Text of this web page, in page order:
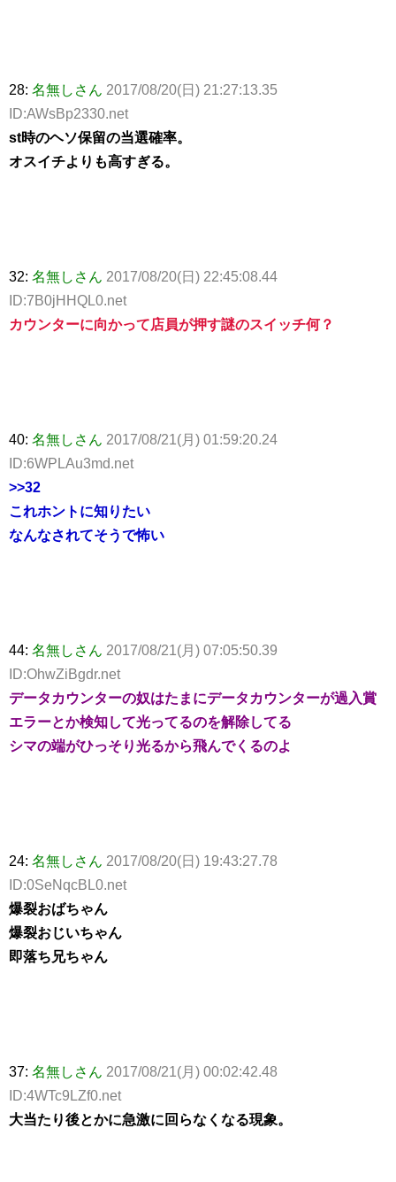
28: 名無しさん 2017/08/20(日) 21:27:13.35
ID:AWsBp2330.net
st時のヘソ保留の当選確率。
オスイチよりも高すぎる。
32: 名無しさん 2017/08/20(日) 22:45:08.44
ID:7B0jHHQL0.net
カウンターに向かって店員が押す謎のスイッチ何？
40: 名無しさん 2017/08/21(月) 01:59:20.24
ID:6WPLAu3md.net
>>32
これホントに知りたい
なんなされてそうで怖い
44: 名無しさん 2017/08/21(月) 07:05:50.39
ID:OhwZiBgdr.net
データカウンターの奴はたまにデータカウンターが過入賞
エラーとか検知して光ってるのを解除してる
シマの端がひっそり光るから飛んでくるのよ
24: 名無しさん 2017/08/20(日) 19:43:27.78
ID:0SeNqcBL0.net
爆裂おばちゃん
爆裂おじいちゃん
即落ち兄ちゃん
37: 名無しさん 2017/08/21(月) 00:02:42.48
ID:4WTc9LZf0.net
大当たり後とかに急激に回らなくなる現象。